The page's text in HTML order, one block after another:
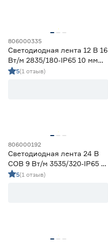
806000335
Светодиодная лента 12 В 16
Вт/м 2835/180‑IP65 10 мм
холодный 5 м Geniled
5(1 отзыв)
806000192
Светодиодная лента 24 В
COB 9 Вт/м 3535/320‑IP65 5
мм теплый 5 м Geniled
5(1 отзыв)